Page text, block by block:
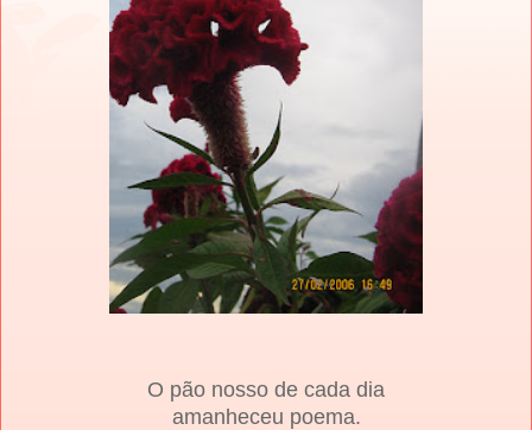
O pão nosso de cada dia
amanheceu poema.